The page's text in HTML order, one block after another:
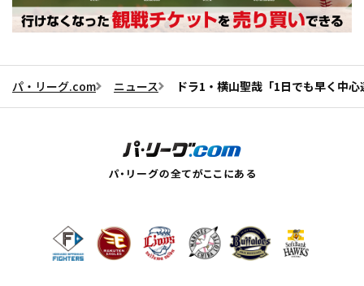
パ・リーグ.com ニュース ドラ1・横山聖哉「1日でも早く中